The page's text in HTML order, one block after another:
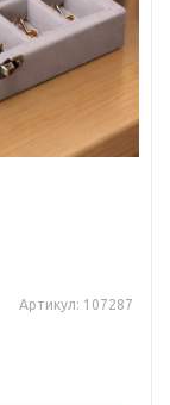
Артикул: 107287